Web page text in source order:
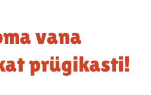
vana
prügikasti!